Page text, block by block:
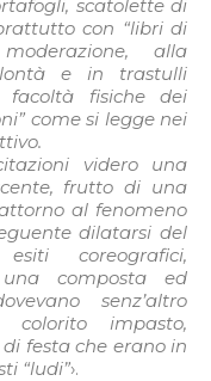
scatolette di
con “libri di
alla
e in trastulli
fisiche dei
come si legge nei
videro una
frutto di una
al fenomeno
dilatarsi del
coreografici,
composta ed
senz’altro
colorito impasto,
festa che erano in
“ludi”›.